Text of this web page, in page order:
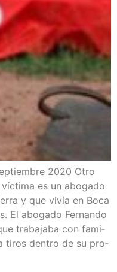
2020 Otro
es un abo­ga­do
y que vivía en Boca
El abo­ga­do Fer­nan­do
tra­ba­ja­ba con fami­
tiros den­tro de su pro­